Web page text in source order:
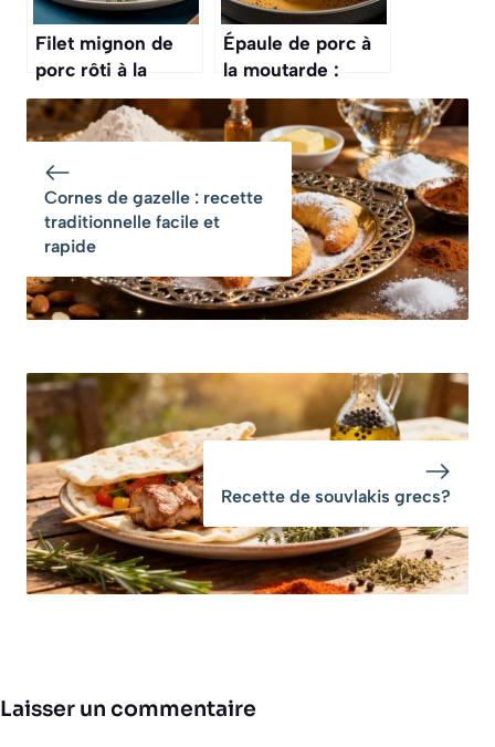
Filet mignon de
porc rôti à la
moutarde à
l’ancienne : une
recette
savoureuse
Épaule de porc à
la moutarde :
recette
savoureuse et
facile
Cornes de gazelle : recette
traditionnelle facile et
rapide
Recette de souvlakis grecs?
Laisser un commentaire